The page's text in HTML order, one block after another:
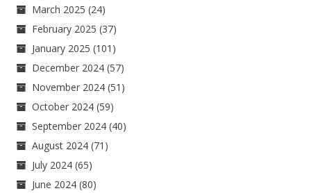
March 2025 (24)
February 2025 (37)
January 2025 (101)
December 2024 (57)
November 2024 (51)
October 2024 (59)
September 2024 (40)
August 2024 (71)
July 2024 (65)
June 2024 (80)